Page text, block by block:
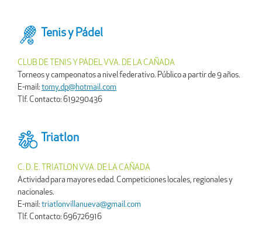
Tenis y Pádel
CLUB DE TENIS Y PÁDEL VVA. DE LA CAÑADA
Torneos y campeonatos a nivel federativo. Público a partir de 9 años.
E-mail: tomy.dp@hotmail.com
Tlf. Contacto: 619290436
Triatlon
C. D. E. TRIATLON VVA. DE LA CAÑADA
Actividad para mayores edad. Competiciones locales, regionales y
nacionales.
E-mail: triatlonvillanueva@gmail.com
Tlf. Contacto: 696726916